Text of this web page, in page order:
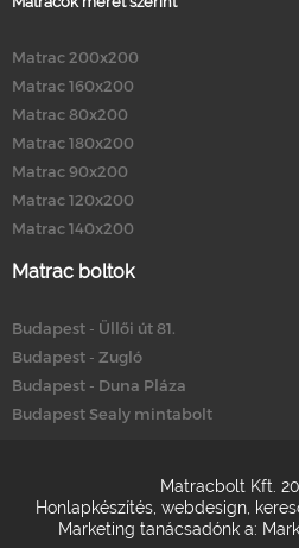
Matrac 200x200
Matrac 160x200
Matrac 80x200
Matrac 180x200
Matrac 90x200
Matrac 120x200
Matrac 140x200
Matrac boltok
Budapest - Üllői út 81.
Budapest - Zugló
Budapest - Duna Pláza
Budapest Sealy mintabolt
Matracbolt Kft.
Honlapkészítés webdesign
Marketing tanácsadónk a: